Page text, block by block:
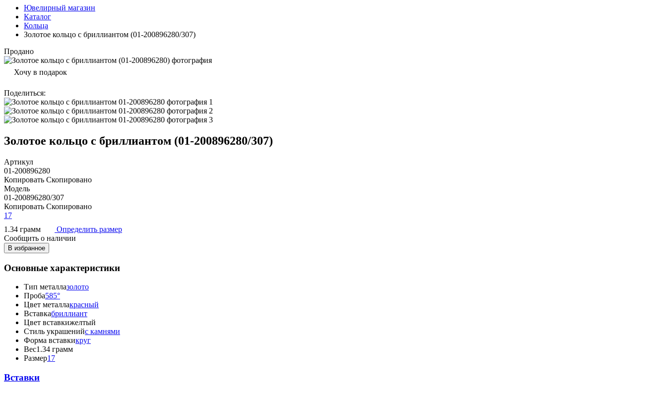
Ювелирный магазин
Каталог
Кольца
Золотое кольцо с бриллиантом (01-200896280/307)
Продано
Хочу в подарок
Поделиться:
Золотое кольцо с бриллиантом (01-200896280/307)
Артикул
01-200896280
Копировать Скопировано
Модель
01-200896280/307
Копировать Скопировано
17
1.34 грамм
Определить размер
Сообщить о наличии
В избранное
Основные характеристики
Тип металлазолото
Проба585°
Цвет металлакрасный
Вставкабриллиант
Цвет вставкижелтый
Стиль украшенийс камнями
Форма вставкикруг
Вес1.34 грамм
Размер17
Вставки